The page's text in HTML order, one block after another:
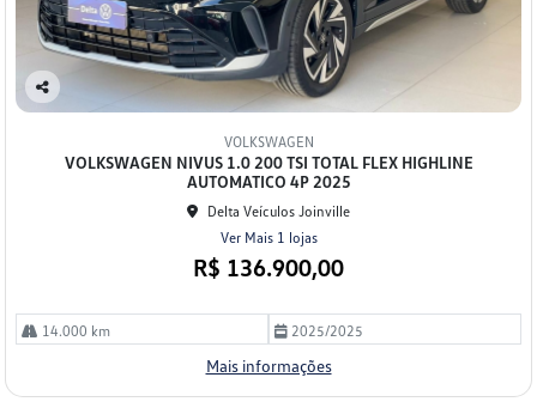
Co
VOLKSWAGEN
VOLKSWAGEN NIVUS 1.0 200 TSI TOTAL FLEX HIGHLINE
AUTOMATICO 4P 2025
Delta Veículos Joinville
Ver Mais 1 lojas
R$ 136.900,00
14.000 km 2025/2025
Mais informações